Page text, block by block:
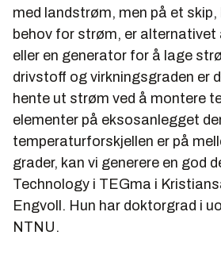
med landstrøm, men på et
behov for strøm, er alternativet
eller en generator for å lage
drivstoff og virkningsgraden er
hente ut strøm ved å montere
elementer på eksosanlegget
temperaturforskjellen er på
grader, kan vi generere en god
Technology i TEGma i
Engvoll. Hun har doktorgrad i
NTNU.